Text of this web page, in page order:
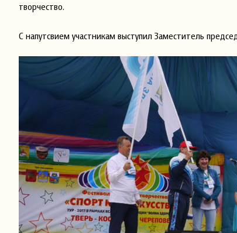
творчество.
С напутсвием участникам выступил Заместитель